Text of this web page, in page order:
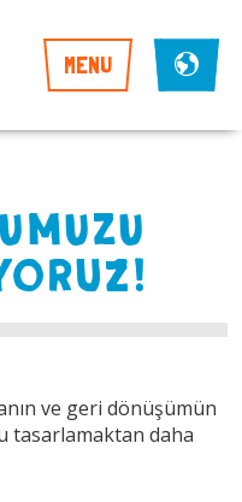
MENU
ve geri dönüşümün
tasarlamaktan daha